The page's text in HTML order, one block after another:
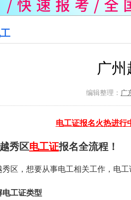
广州
编辑整理： 广
电工证报名火热进行
秀区电工证报名全流程！
秀区，想要从事电工相关工作，电
电工证类型